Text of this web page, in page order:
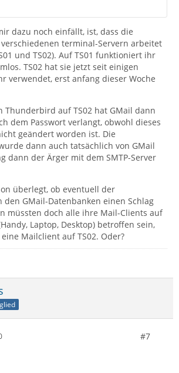
dazu noch einfällt, ist, dass die
terminal-Servern arbeitet
und TS02). Auf TS01 funktioniert ihr
TS02 hat sie jetzt seit einigen
verwendet, erst anfang dieser Woche
Thunderbird auf TS02 hat GMail dann
dem Passwort verlangt, obwohl dieses
geändert worden ist. Die
dann auch tatsächlich von GMail
dann der Ärger mit dem SMTP-Server
überlegt, ob eventuell der
den GMail-Datenbanken einen Schlag
müssten doch alle ihre Mail-Clients auf
Laptop, Desktop) betroffen sein,
Mailclient auf TS02. Oder?
#7